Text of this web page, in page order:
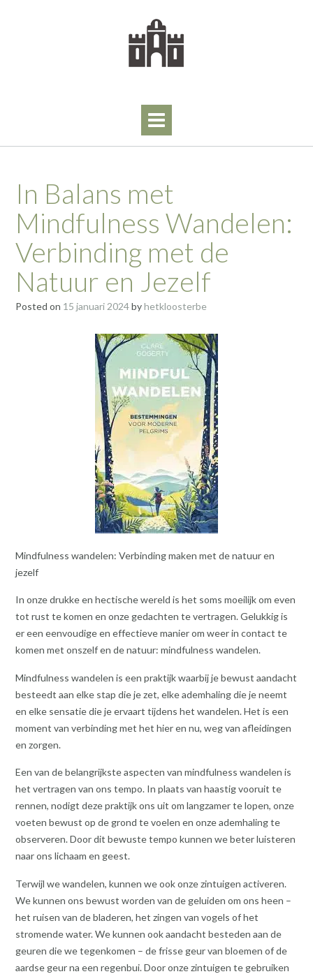
In Balans met
Mindfulness Wandelen:
Verbinding met de
Natuur en Jezelf
Posted on 15 januari 2024byhetkloosterbe
Mindfulness wandelen: Verbinding maken met de natuur en
jezelf
In onze drukke en hectische wereld is het soms moeilijk om even
tot rust te komen en onze gedachten te vertragen. Gelukkig is
er een eenvoudige en effectieve manier om weer in contact te
komen met onszelf en de natuur: mindfulness wandelen.
Mindfulness wandelen is een praktijk waarbij je bewust aandacht
besteedt aan elke stap die je zet, elke ademhaling die je neemt
en elke sensatie die je ervaart tijdens het wandelen. Het is een
moment van verbinding met het hier en nu, weg van afleidingen
en zorgen.
Een van de belangrijkste aspecten van mindfulness wandelen is
het vertragen van ons tempo. In plaats van haastig vooruit te
rennen, nodigt deze praktijk ons uit om langzamer te lopen, onze
voeten bewust op de grond te voelen en onze ademhaling te
observeren. Door dit bewuste tempo kunnen we beter luisteren
naar ons lichaam en geest.
Terwijl we wandelen, kunnen we ook onze zintuigen activeren.
We kunnen ons bewust worden van de geluiden om ons heen –
het ruisen van de bladeren, het zingen van vogels of het
stromende water. We kunnen ook aandacht besteden aan de
geuren die we tegenkomen – de frisse geur van bloemen of de
aardse geur na een regenbui. Door onze zintuigen te gebruiken